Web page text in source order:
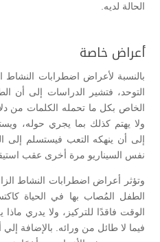
الحالة لديه.
أعراض خاصة
بالنسبة لأعراض اضطرابات النشاط
التوحد، فتشير الدراسات إلى أن
الخاص بكل ما تحمله الكلمات من
ولا يهتم كذلك بما يجري حوله،
إلى أن ينهكه التعب فيستسلم إلى
نفس السيناريو مرة أخرى عقب
وتؤثر أعراض اضطرابات النشاط
الطفل المُصاب بها في الحياة
الوقت فاقدًا للتركيز، ولا يدري
فيما لا طائل من ورائه. بالإضافة إلي